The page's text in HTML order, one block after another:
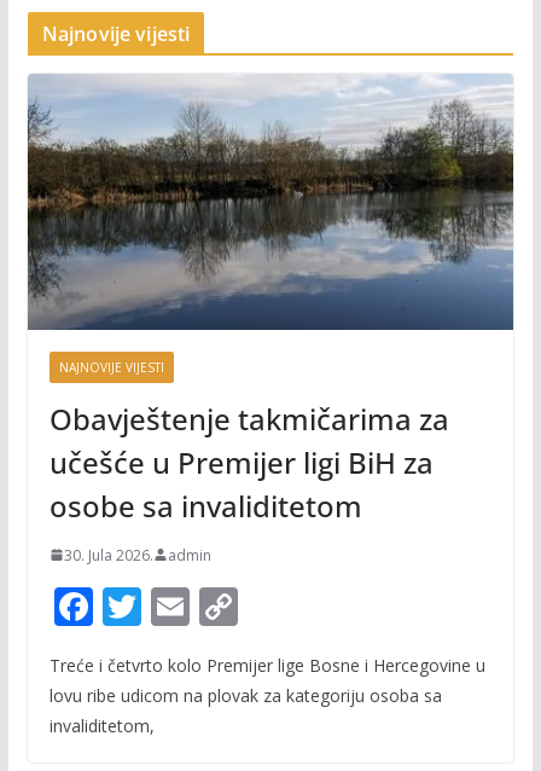
Najnovije vijesti
NAJNOVIJE VIJESTI
Obavještenje takmičarima za
učešće u Premijer ligi BiH za
osobe sa invaliditetom
30. Jula 2026. admin
F
e
b
T
itt
er
E
ai
C
p
Treće i četvrto kolo Premijer lige Bosne i Hercegovine u
lovu ribe udicom na plovak za kategoriju osoba sa
invaliditetom,